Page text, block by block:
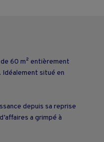
60 m² entièrement
situé en
depuis sa reprise
a grimpé à